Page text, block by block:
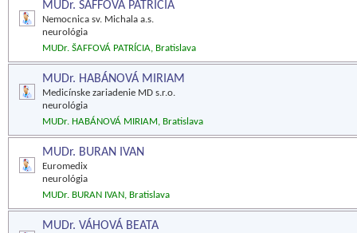
MUDr. ŠAFFOVÁ PATRÍCIA
Nemocnica sv. Michala a.s.
neurológia
MUDr. ŠAFFOVÁ PATRÍCIA, Bratislava
MUDr. HABÁNOVÁ MIRIAM
Medicínske zariadenie MD s.r.o.
neurológia
MUDr. HABÁNOVÁ MIRIAM, Bratislava
MUDr. BURAN IVAN
Euromedix
neurológia
MUDr. BURAN IVAN, Bratislava
MUDr. VÁHOVÁ BEATA